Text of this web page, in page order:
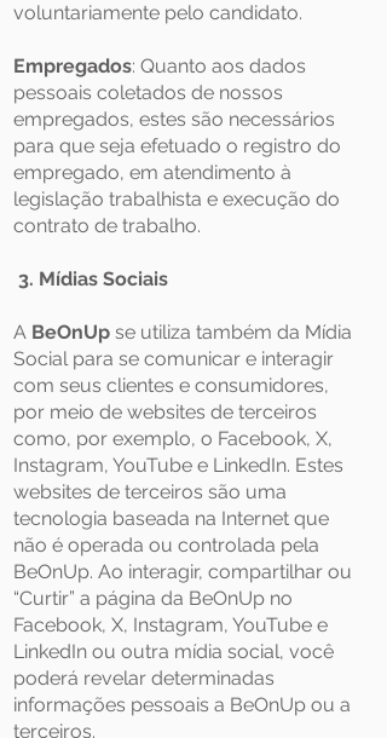
voluntariamente pelo candidato.
Empregados: Quanto aos dados
pessoais coletados de nossos
empregados, estes são necessários
para que seja efetuado o registro do
empregado, em atendimento à
legislação trabalhista e execução do
contrato de trabalho.
3. Mídias Sociais
A BeOnUp se utiliza também da Mídia
Social para se comunicar e interagir
com seus clientes e consumidores,
por meio de websites de terceiros
como, por exemplo, o Facebook, X,
Instagram, YouTube e LinkedIn. Estes
websites de terceiros são uma
tecnologia baseada na Internet que
não é operada ou controlada pela
BeOnUp. Ao interagir, compartilhar ou
“Curtir” a página da BeOnUp no
Facebook, X, Instagram, YouTube e
LinkedIn ou outra mídia social, você
poderá revelar determinadas
informações pessoais a BeOnUp ou a
terceiros.